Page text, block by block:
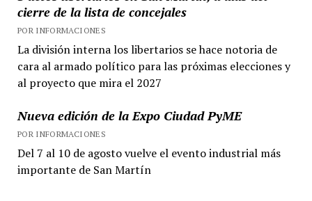
cierre de la lista de concejales
POR INFORMACIONES
La división interna los libertarios se hace notoria de
cara al armado político para las próximas elecciones y
al proyecto que mira el 2027
Nueva edición de la Expo Ciudad PyME
POR INFORMACIONES
Del 7 al 10 de agosto vuelve el evento industrial más
importante de San Martín